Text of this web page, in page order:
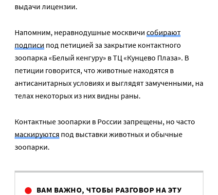
выдачи лицензии.
Напомним, неравнодушные москвичи собирают
подписи под петицией за закрытие контактного
зоопарка «Белый кенгуру» в ТЦ «Кунцево Плаза». В
петиции говорится, что животные находятся в
антисанитарных условиях и выглядят замученными, на
телах некоторых из них видны раны.
Контактные зоопарки в России запрещены, но часто
маскируются под выставки животных и обычные
зоопарки.
ВАМ ВАЖНО, ЧТОБЫ РАЗГОВОР НА ЭТУ